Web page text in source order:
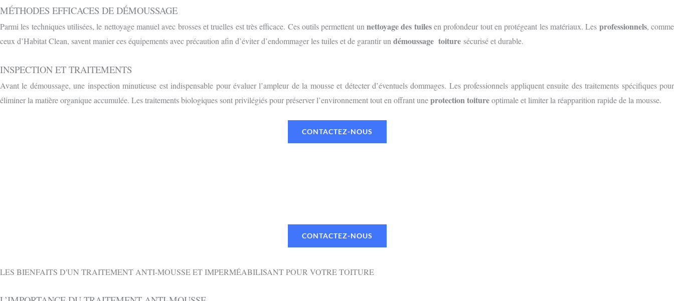
MÉTHODES EFFICACES DE DÉMOUSSAGE
Parmi les techniques utilisées, le nettoyage manuel avec brosses et truelles est très efficace. Ces outils permettent unnettoyage des tuilesen profondeur tout en protégeant les matériaux. Les professionnels, comme
ceux d’Habitat Clean, savent manier ces équipements avec précaution afin d’éviter d’endommager les tuiles et de garantir undémoussage toiture sécurisé et durable.
INSPECTION ET TRAITEMENTS
Avant le démoussage, une inspection minutieuse est indispensable pour évaluer l’ampleur de la mousse et détecter d’éventuels dommages. Les professionnels appliquent ensuite des traitements spécifiques pour
éliminer la matière organique accumulée. Les traitements biologiques sont privilégiés pour préserver l’environnement tout en offrant uneprotection toitureoptimale et limiter la réapparition rapide de la mousse.
CONTACTEZ-NOUS
CONTACTEZ-NOUS
LES BIENFAITS D'UN TRAITEMENT ANTI-MOUSSE ET IMPERMÉABILISANT POUR VOTRE TOITURE